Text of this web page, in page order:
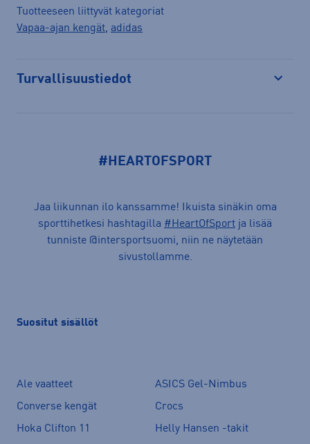
Tuotteeseen liittyvät kategoriat
Vapaa-ajan kengät, adidas
Turvallisuustiedot
#HEARTOFSPORT
Jaa liikunnan ilo kanssamme! Ikuista sinäkin oma
sporttihetkesi hashtagilla #HeartOfSport ja lisää
tunniste @intersportsuomi, niin ne näytetään
sivustollamme.
Suositut sisällöt
Ale vaatteet
ASICS Gel-Nimbus
Converse kengät
Crocs
Hoka Clifton 11
Helly Hansen -takit